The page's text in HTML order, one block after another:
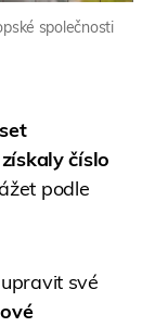
společnosti
číslo
podle
své